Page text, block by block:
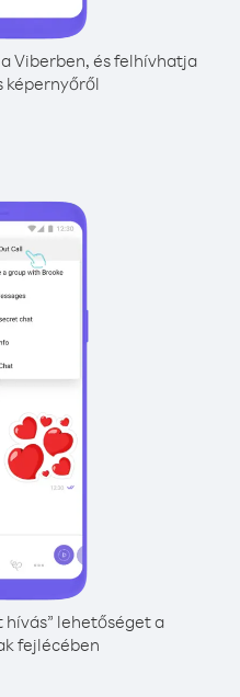
Viberben, és felhívhatja
képernyőről
hívás” lehetőséget a
fejlécében